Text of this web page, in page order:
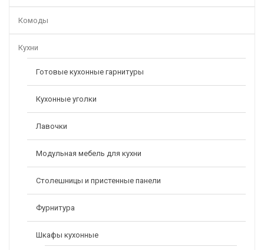
Комоды
Кухни
Готовые кухонные гарнитуры
Кухонные уголки
Лавочки
Модульная мебель для кухни
Столешницы и пристенные панели
Фурнитура
Шкафы кухонные